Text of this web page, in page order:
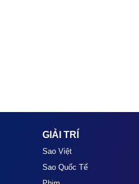
GIẢI TRÍ
Sao Việt
Sao Quốc Tế